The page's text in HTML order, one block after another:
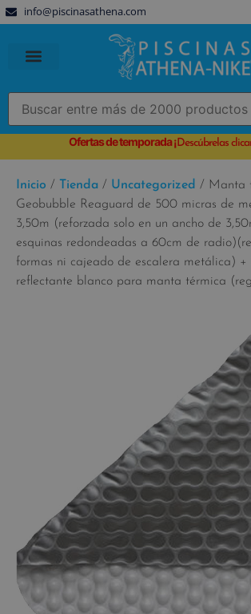
info@piscinasathena.com
Ofertas de temporada¡Descúbrelas
Inicio / Tienda / Uncategorized / Manta
Geobubble Reaguard de 500 micras de
3,50m (reforzada solo en un ancho de
esquinas redondeadas a 60cm de
formas ni cajeado de escalera metálica) +
reflectante blanco para manta térmica